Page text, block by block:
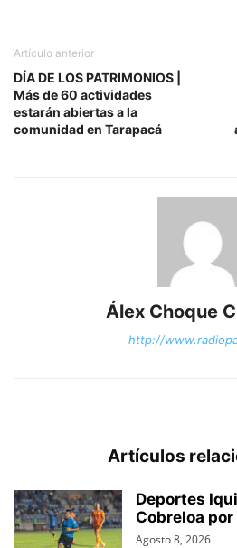
Artículo anterior
DÍA DE LOS PATRIMONIOS |
Más de 60 actividades
estarán abiertas a la
comunidad en Tarapacá
Álex Choque
http://
Artículos
Deportes
Cobreloa por
Agosto 8, 2026